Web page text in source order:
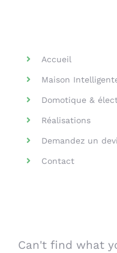
Accueil
Maison
Domotique &
Réalisations
Demandez un
Contact
Can't find what